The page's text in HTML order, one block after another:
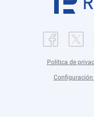
Política de
Configuración